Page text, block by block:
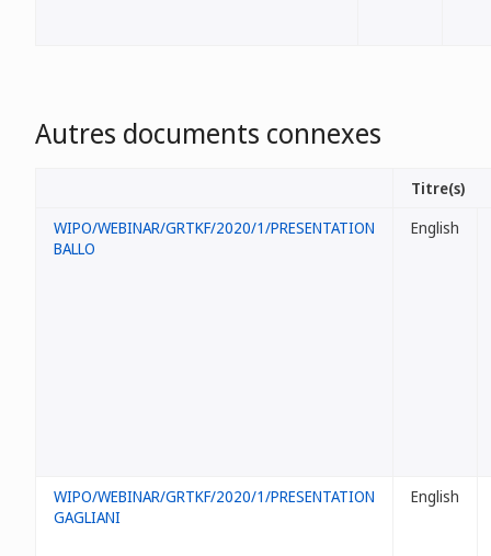
Autres documents connexes
Titre(s)
WIPO/WEBINAR/GRTKF/2020/1/PRESENTATION
BALLO
English
WIPO/WEBINAR/GRTKF/2020/1/PRESENTATION
GAGLIANI
English